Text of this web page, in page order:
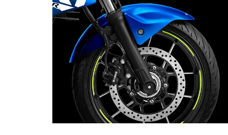
¿Sistema de frenos de disco ABS en las dos ruedas?
¡Lo hicimos posible! Porque queremos que vivas
cada rincón de la ciudad al máximo a bordo de la
nueva Gixxer 250 ABS, disfrutando no solo rodar con
una excelente máquina, sobre todo, con mayor
seguridad.